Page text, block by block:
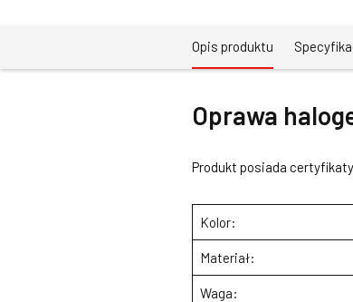
Opis produktu
Oprawa
Produkt posiada certyfikaty
Kolor:
Materiał:
Waga: